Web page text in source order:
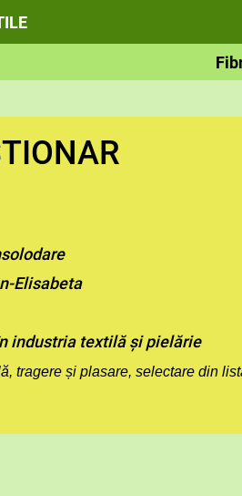
Elisabeta
industria textilă și pielărie
tragere și plasare, selectare din